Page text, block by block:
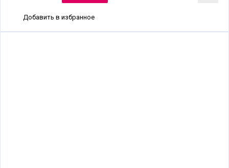
Добавить в избранное